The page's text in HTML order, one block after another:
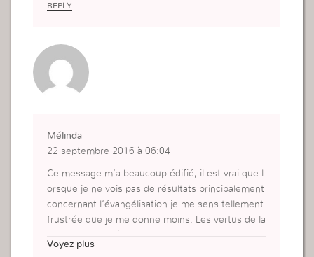
REPLY
Mélinda
22 septembre 2016 à 06:04
Ce message m’a beaucoup édifié, il est vrai que l
orsque je ne vois pas de résultats principalement
concernant l’évangélisation je me sens tellement
frustrée que je me donne moins. Les vertus de la
essage.
Voyez plus